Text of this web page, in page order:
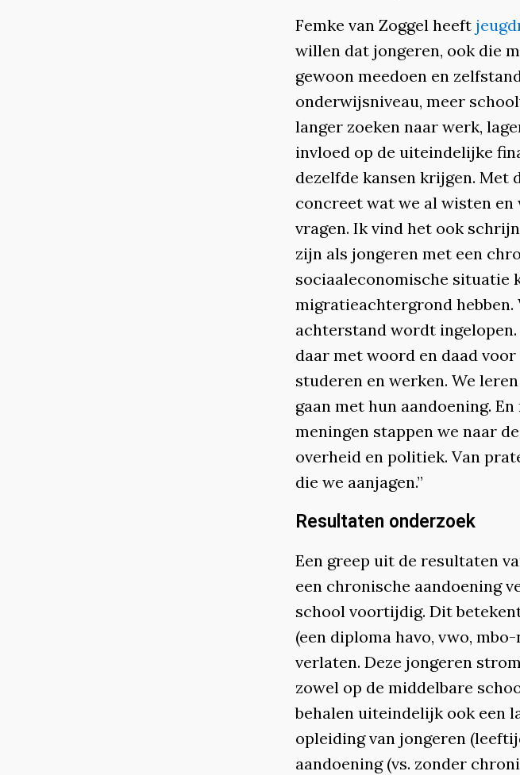
Femke van Zoggel heeft
willen dat jongeren, ook die
gewoon meedoen en
onderwijsniveau, meer
langer zoeken naar werk,
invloed op de uiteindelijke
dezelfde kansen krijgen. Met
concreet wat we al wisten
vragen. Ik vind het ook
zijn als jongeren met een
sociaaleconomische situatie
migratieachtergrond hebben.
achterstand wordt ingelopen.
daar met woord en daad
studeren en werken. We
gaan met hun aandoening.
meningen stappen we naar
overheid en politiek. Van
die we aanjagen.”
Resultaten onderzoek
Een greep uit de resultaten
een chronische aandoening
school voortijdig. Dit
(een diploma havo, vwo,
verlaten. Deze jongeren
zowel op de middelbare
behalen uiteindelijk ook een
opleiding van jongeren
aandoening (vs. zonder